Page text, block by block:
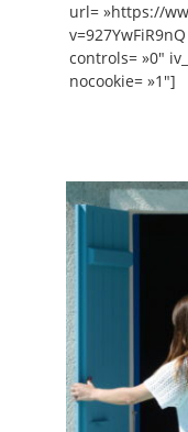
url= »https://
controls= »0″
nocookie= »1″]